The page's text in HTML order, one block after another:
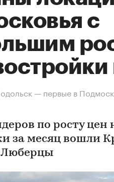
с
— первые в
по росту
за месяц вошли
Люберцы